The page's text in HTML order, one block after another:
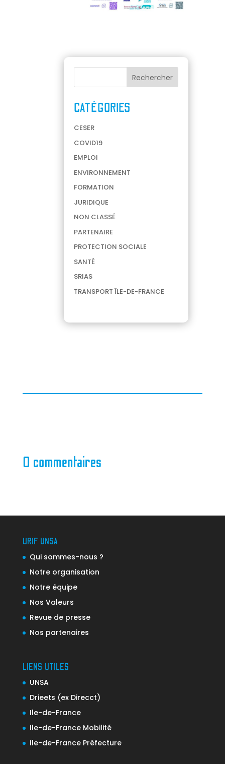
CATÉGORIES
CESER
COVID19
EMPLOI
ENVIRONNEMENT
FORMATION
JURIDIQUE
NON CLASSÉ
PARTENAIRE
PROTECTION SOCIALE
SANTÉ
SRIAS
TRANSPORT ÎLE-DE-FRANCE
0 commentaires
URIF UNSA
Qui sommes-nous ?
Notre organisation
Notre équipe
Nos Valeurs
Revue de presse
Nos partenaires
LIENS UTILES
UNSA
Drieets (ex Direcct)
Ile-de-France
Ile-de-France Mobilité
Ile-de-France Préfecture